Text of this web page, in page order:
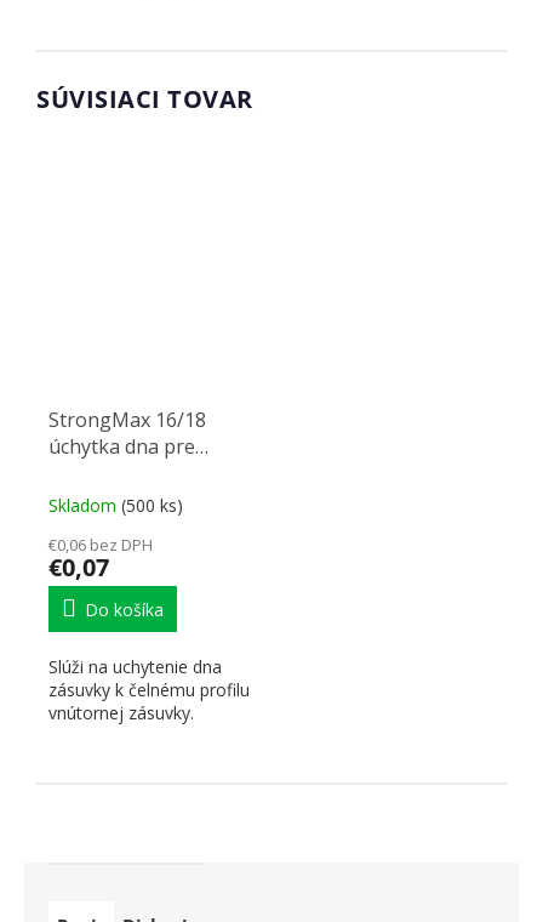
SÚVISIACI TOVAR
StrongMax 16/18
úchytka dna pre
Skladom (500 ks)
€0,06 bez DPH
€0,07
Do košíka
Slúži na uchytenie dna
zásuvky k čelnému profilu
vnútornej zásuvky.